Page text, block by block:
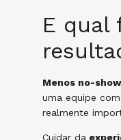
E qual
Menos no-
uma equipe
realmente
Cuidar da